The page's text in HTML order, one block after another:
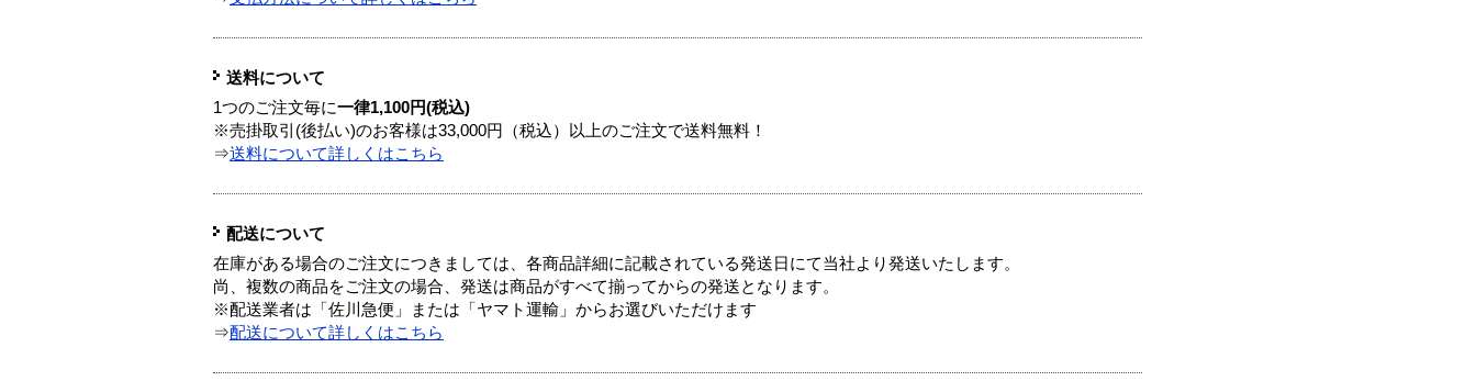
送料について
1つのご注文毎に一律1,100円(税込)
※売掛取引(後払い)のお客様は33,000円（税込）以上のご注文で送料無料！
⇒送料について詳しくはこちら
配送について
在庫がある場合のご注文につきましては、各商品詳細に記載されている発送日にて当社より発送いたします。
尚、複数の商品をご注文の場合、発送は商品がすべて揃ってからの発送となります。
※配送業者は「佐川急便」または「ヤマト運輸」からお選びいただけます
⇒配送について詳しくはこちら